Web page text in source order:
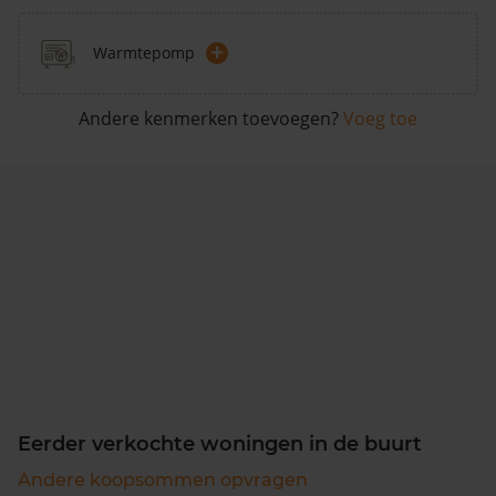
Warmtepomp +
Andere kenmerken toevoegen? Voeg toe
Eerder verkochte woningen in de buurt
Andere koopsommen opvragen